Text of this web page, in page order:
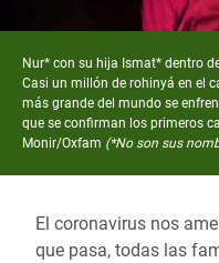
Nur* con su hija Ismat* dentro
Casi un millón de rohinyá en el
más grande del mundo se
que se confirman los primeros
Monir/Oxfam (*No son sus
El coronavirus nos
que pasa, todas las